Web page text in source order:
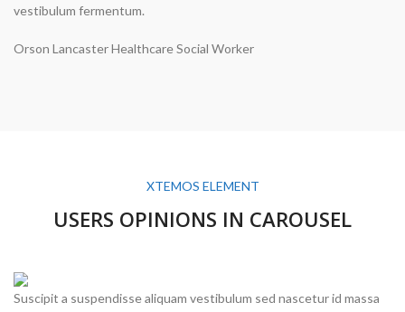
vestibulum fermentum.
Orson LancasterHealthcare Social Worker
XTEMOS ELEMENT
USERS OPINIONS IN CAROUSEL
Suscipit a suspendisse aliquam vestibulum sed nascetur id massa